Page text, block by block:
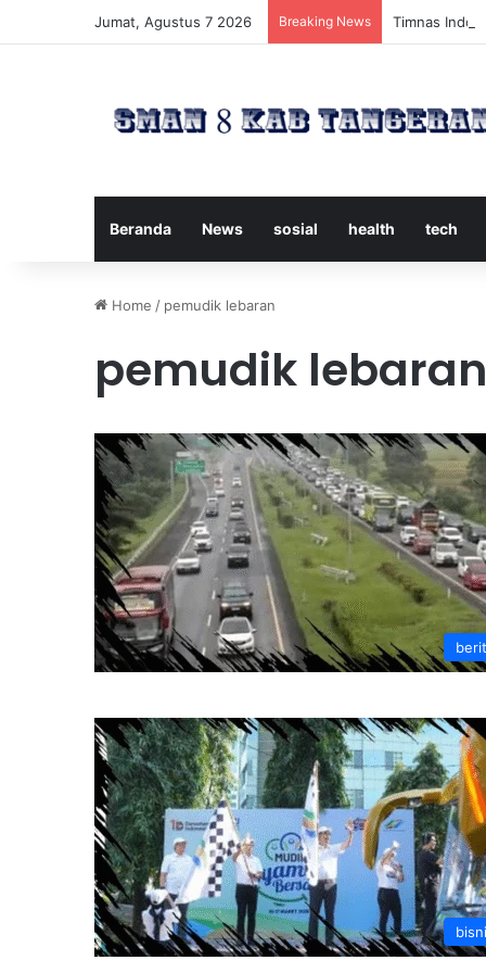
Jumat, Agustus 7 2026 Breaking News Timnas
Beranda News sosial health tech
Home / pemudik lebaran
pemudik lebaran